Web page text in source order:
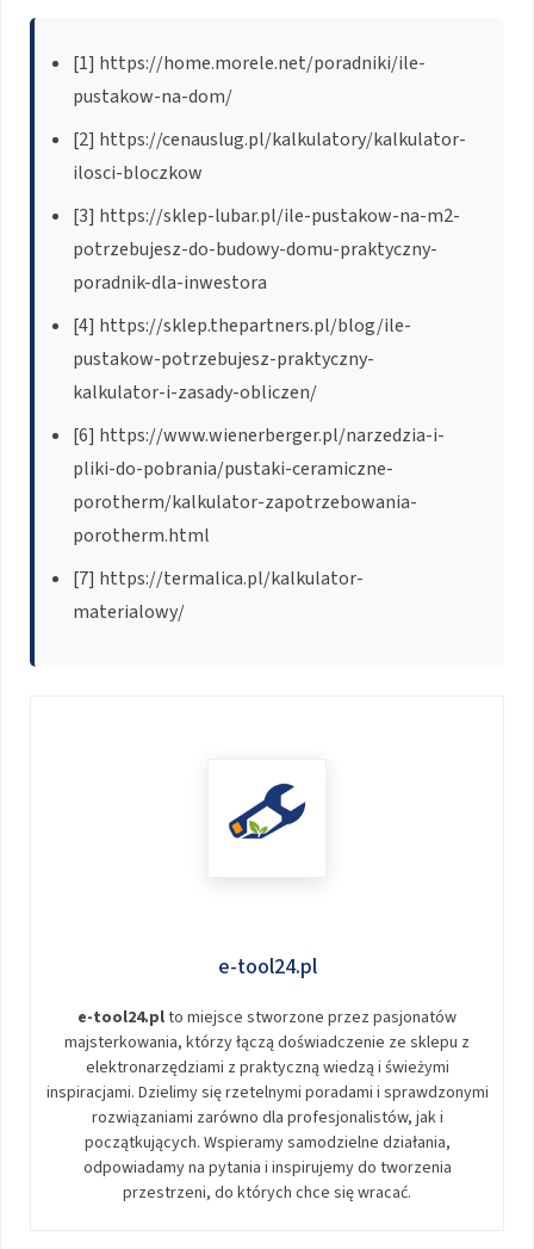
[1] https://home.morele.net/poradniki/ile-
pustakow-na-dom/
[2] https://cenauslug.pl/kalkulatory/kalkulator-
ilosci-bloczkow
[3] https://sklep-lubar.pl/ile-pustakow-na-m2-
potrzebujesz-do-budowy-domu-praktyczny-
poradnik-dla-inwestora
[4] https://sklep.thepartners.pl/blog/ile-
pustakow-potrzebujesz-praktyczny-
kalkulator-i-zasady-obliczen/
[6] https://www.wienerberger.pl/narzedzia-i-
pliki-do-pobrania/pustaki-ceramiczne-
porotherm/kalkulator-zapotrzebowania-
porotherm.html
[7] https://termalica.pl/kalkulator-
materialowy/
e-tool24.pl
e-tool24.plto miejsce stworzone przez pasjonatów
majsterkowania, którzy łączą doświadczenie ze sklepu z
elektronarzędziami z praktyczną wiedzą i świeżymi
inspiracjami. Dzielimy się rzetelnymi poradami i sprawdzonymi
rozwiązaniami zarówno dla profesjonalistów, jak i
początkujących. Wspieramy samodzielne działania,
odpowiadamy na pytania i inspirujemy do tworzenia
przestrzeni, do których chce się wracać.